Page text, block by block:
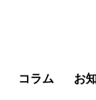
コラム お